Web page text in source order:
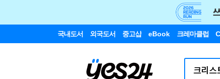
국내도서 외국도서 중고샵 eBook 크레마클럽